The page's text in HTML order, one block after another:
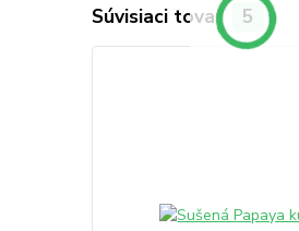
Súvisiaci tovar 5